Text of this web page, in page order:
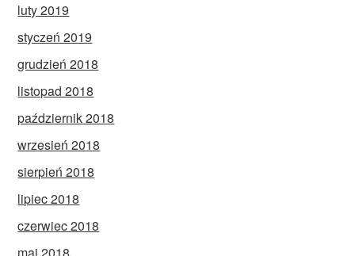
luty 2019
styczeń 2019
grudzień 2018
listopad 2018
październik 2018
wrzesień 2018
sierpień 2018
lipiec 2018
czerwiec 2018
maj 2018